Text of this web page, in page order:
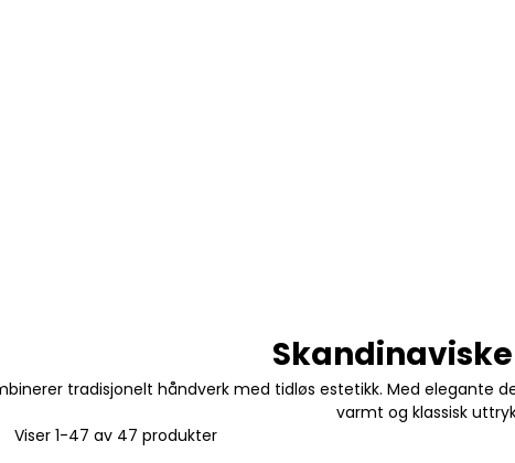
tradisjonelt håndverk med tidløs estetikk. Med
varmt og klassisk
Viser 1-47 av 47 produkter